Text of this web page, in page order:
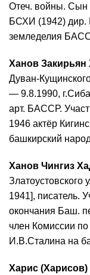
Отеч. войны. Сын
БСХИ (1942) дир.
земледелия
Ханов Закирьян
Дуван-
— 9.8.1990,
арт. БАССР.
1946 актёр
башкирский
Ханов Чингиз
1941], писатель.
окончания Баш.
член Комиссии
И.В.Сталина на
Харис